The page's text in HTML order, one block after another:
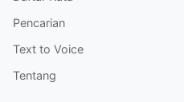
Pencarian
Text to Voice
Tentang